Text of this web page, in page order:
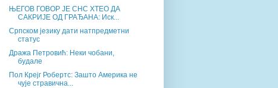
ЊЕГОВ ГОВОР ЈЕ СНС ХТЕО ДА
САКРИЈЕ ОД ГРАЂАНА: Иск...
Српском језику дати натпредметни
статус
Дража Петровић: Неки чобани,
будале
Пол Крејг Робертс: Зашто Америка не
чује стравична...